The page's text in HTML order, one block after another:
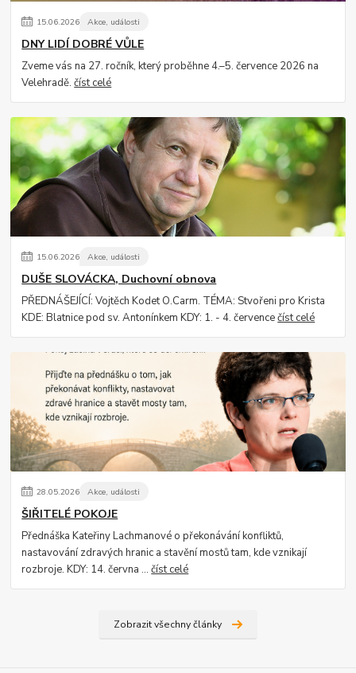
15.06.2026 Akce, události
DNY LIDÍ DOBRÉ VŮLE
Zveme vás na 27. ročník, který proběhne 4.–5. července 2026 na
Velehradě.číst celé
15.06.2026 Akce, události
DUŠE SLOVÁCKA, Duchovní obnova
PŘEDNÁŠEJÍCÍ: Vojtěch Kodet O.Carm. TÉMA: Stvořeni pro Krista
KDE: Blatnice pod sv. Antonínkem KDY: 1. - 4. červencečíst celé
28.05.2026 Akce, události
ŠIŘITELÉ POKOJE
Přednáška Kateřiny Lachmanové o překonávání konfliktů,
nastavování zdravých hranic a stavění mostů tam, kde vznikají
rozbroje. KDY: 14. června ...číst celé
Zobrazit všechny články